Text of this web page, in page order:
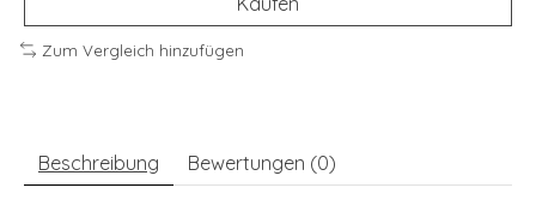
Zum Vergleich hinzufügen
Beschreibung Bewertungen (0)